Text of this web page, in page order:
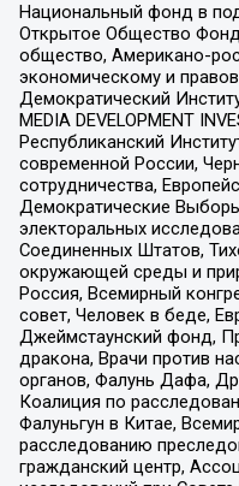
Национальный фонд в
Открытое Общество
общество, Американо-
экономическому и
Демократический
MEDIA DEVELOPMENT
Республиканский
современной России,
сотрудничества,
Демократические
электоральных
Соединенных Штатов,
окружающей среды и
Россия, Всемирный
совет, Человек в беде,
Джеймстаунский фонд,
дракона, Врачи против
органов, Фалунь Дафа,
Коалиция по
Фалуньгун в Китае,
расследованию
гражданский центр,